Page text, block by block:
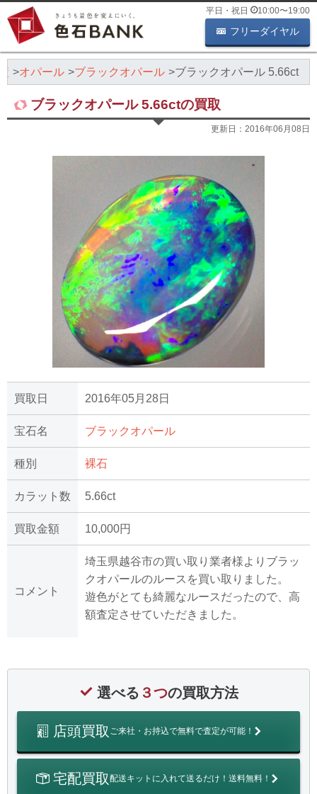
平日・祝日 10:00〜19:00
フリーダイヤル
オパール ブラックオパール ブラックオパール 5.66ct
ブラックオパール 5.66ctの買取
更新日： 2016年06月08日
買取日 2016年05月28日
宝石名 ブラックオパール
種別 裸石
カラット数 5.66ct
買取金額 10,000円
コメント
埼玉県越谷市の買い取り業者様よりブラッ
クオパールのルースを買い取りました。
遊色がとても綺麗なルースだったので、高
額査定させていただきました。
選べる ３つの買取方法
店頭買取 ご来社・お持込で無料で査定が可能！
宅配買取配送キットに入れて送るだけ！送料無料！